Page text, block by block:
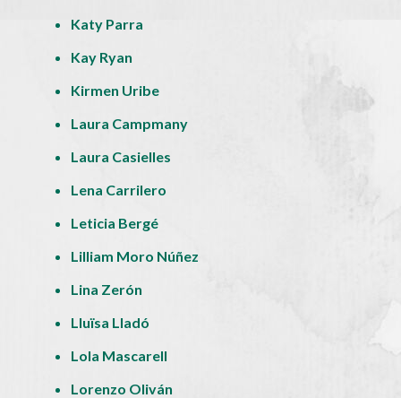
Katy Parra
Kay Ryan
Kirmen Uribe
Laura Campmany
Laura Casielles
Lena Carrilero
Leticia Bergé
Lilliam Moro Núñez
Lina Zerón
Lluïsa Lladó
Lola Mascarell
Lorenzo Oliván